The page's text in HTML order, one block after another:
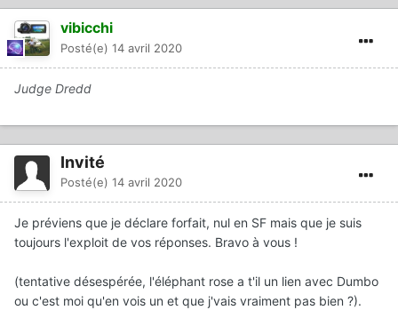
vibicchi
Posté(e) 14 avril 2020
Judge Dredd
Invité
Posté(e) 14 avril 2020
Je préviens que je déclare forfait, nul en SF mais que je suis
toujours l'exploit de vos réponses. Bravo à vous !
(tentative désespérée, l'éléphant rose a t'il un lien avec Dumbo
ou c'est moi qu'en vois un et que j'vais vraiment pas bien ?).